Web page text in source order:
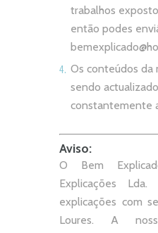
trabalhos
então podes
Os conteúdos da
sendo
constantemente
Aviso:
O Bem
Explicações
explicações com
Loures. A